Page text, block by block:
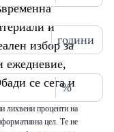
и
избор за
ежедневие,
се сега и
години
%
лихвени проценти на
цел. Те не